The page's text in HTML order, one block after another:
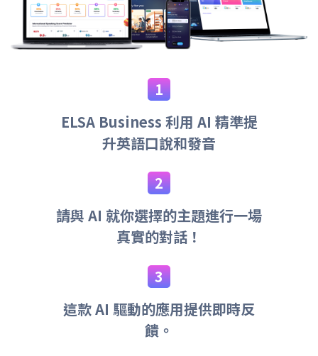
ELSA Business 利用 AI 精準提
升英語口說和發音
請與 AI 就你選擇的主題進行一場
真實的對話！
這款 AI 驅動的應用提供即時反
饋。